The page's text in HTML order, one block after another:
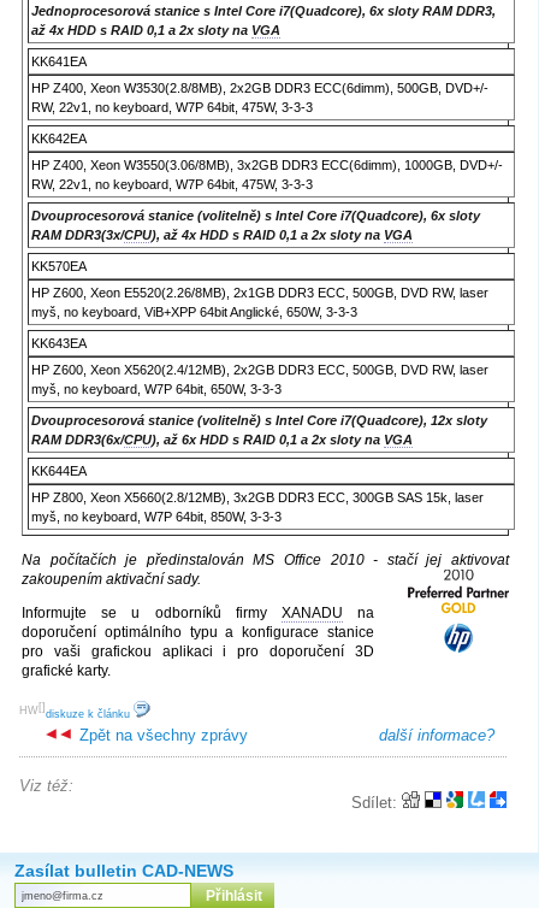
Jednoprocesorová stanice s Intel Core i7(Quadcore), 6x sloty RAM DDR3,
až 4x HDD s RAID 0,1 a 2x sloty na VGA
KK641EA
HP Z400, Xeon W3530(2.8/8MB), 2x2GB DDR3 ECC(6dimm), 500GB, DVD+/-
RW, 22v1, no keyboard, W7P 64bit, 475W, 3-3-3
KK642EA
HP Z400, Xeon W3550(3.06/8MB), 3x2GB DDR3 ECC(6dimm), 1000GB, DVD+/-
RW, 22v1, no keyboard, W7P 64bit, 475W, 3-3-3
Dvouprocesorová stanice (volitelně) s Intel Core i7(Quadcore), 6x sloty
RAM DDR3(3x/CPU), až 4x HDD s RAID 0,1 a 2x sloty na VGA
KK570EA
HP Z600, Xeon E5520(2.26/8MB), 2x1GB DDR3 ECC, 500GB, DVD RW, laser
myš, no keyboard, ViB+XPP 64bit Anglické, 650W, 3-3-3
KK643EA
HP Z600, Xeon X5620(2.4/12MB), 2x2GB DDR3 ECC, 500GB, DVD RW, laser
myš, no keyboard, W7P 64bit, 650W, 3-3-3
Dvouprocesorová stanice (volitelně) s Intel Core i7(Quadcore), 12x sloty
RAM DDR3(6x/CPU), až 6x HDD s RAID 0,1 a 2x sloty na VGA
KK644EA
HP Z800, Xeon X5660(2.8/12MB), 3x2GB DDR3 ECC, 300GB SAS 15k, laser
myš, no keyboard, W7P 64bit, 850W, 3-3-3
Na počítačích je předinstalován MS Office 2010 - stačí jej aktivovat
zakoupením aktivační sady.
Informujte se u odborníků firmy XANADU na
doporučení optimálního typu a konfigurace stanice
pro vaši grafickou aplikaci i pro doporučení 3D
grafické karty.
[
HW ]
diskuze k článku
další informace?
Zpět na všechny zprávy
Sdílet:
Viz též:
Zasílat bulletin CAD-NEWS